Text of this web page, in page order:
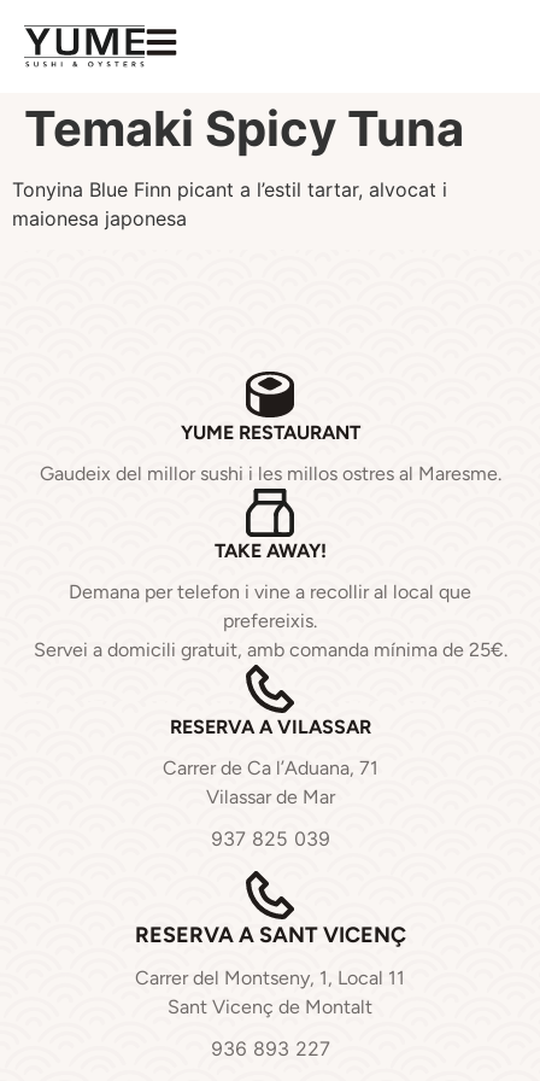
Temaki Spicy Tuna
Tonyina Blue Finn picant a l’estil tartar, alvocat i
maionesa japonesa
YUME RESTAURANT
Gaudeix del millor sushi i les millos ostres al Maresme.
TAKE AWAY!
Demana per telefon i vine a recollir al local que
prefereixis.
Servei a domicili gratuit, amb comanda mínima de 25€.
RESERVA A VILASSAR
Carrer de Ca l’Aduana, 71
Vilassar de Mar
937 825 039
RESERVA A SANT VICENÇ
Carrer del Montseny, 1, Local 11
Sant Vicenç de Montalt
936 893 227